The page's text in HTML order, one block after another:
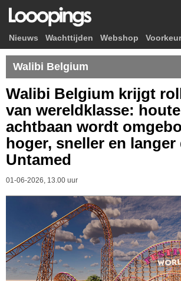
Nieuws Wachttijden Webshop
Walibi Belgium
Walibi Belgium krijgt
van wereldklasse:
achtbaan wordt
hoger, sneller en langer
Untamed
01-06-2026, 13.00 uur